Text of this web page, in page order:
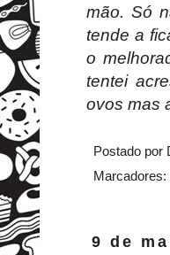
mão. Só
tende a
o
tentei
ovos mas
Postado por
Marcadores:
9 de